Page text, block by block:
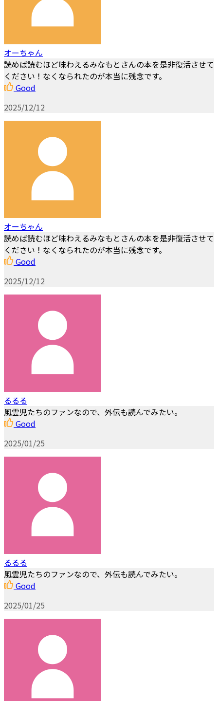
オーちゃん
読めば読むほど味わえるみなもとさんの本を是非復活させて
ください！なくなられたのが本当に残念です。
Good
2025/12/12
オーちゃん
読めば読むほど味わえるみなもとさんの本を是非復活させて
ください！なくなられたのが本当に残念です。
Good
2025/12/12
るるる
風雲児たちのファンなので、外伝も読んでみたい。
Good
2025/01/25
るるる
風雲児たちのファンなので、外伝も読んでみたい。
Good
2025/01/25